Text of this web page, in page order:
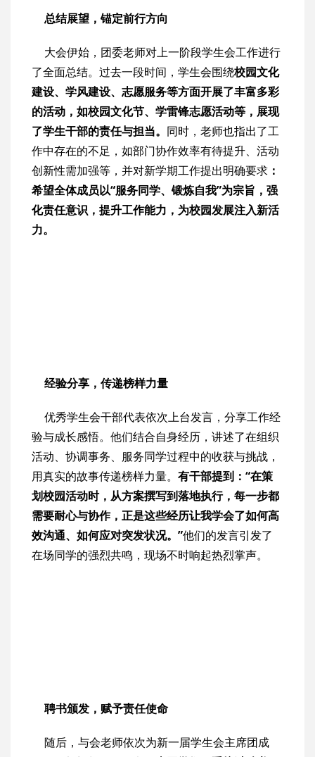
总结展望，锚定前行方向
大会伊始，团委老师对上一阶段学生会工作进行
了全面总结。过去一段时间，学生会围绕校园文化
建设、学风建设、志愿服务等方面开展了丰富多彩
的活动， 如校园文化节、学雷锋志愿活动等，展现
了学生干部的责任与担当。 同时，老师也指出了工
作中存在的不足，如部门协作效率有待提升、活动
创新性需加强等，并对新学期工作提出明确要求 ：
希望全体成员以“服务同学、锻炼自我”为宗旨，强
化责任意识，提升工作能力，为校园发展注入新活
力。
经验分享，传递榜样力量
优秀学生会干部代表依次上台发言，分享工作经
验与成长感悟。他们结合自身经历，讲述了在组织
活动、协调事务、服务同学过程中的收获与挑战，
用真实的故事传递榜样力量。 有干部提到：“在策
划校园活动时，从方案撰写到落地执行，每一步都
需要耐心与协作，正是这些经历让我学会了如何高
效沟通、如何应对突发状况。”他们的发言引发了
在场同学的强烈共鸣，现场不时响起热烈掌声。
聘书颁发，赋予责任使命
随后，与会老师依次为新一届学生会主席团成